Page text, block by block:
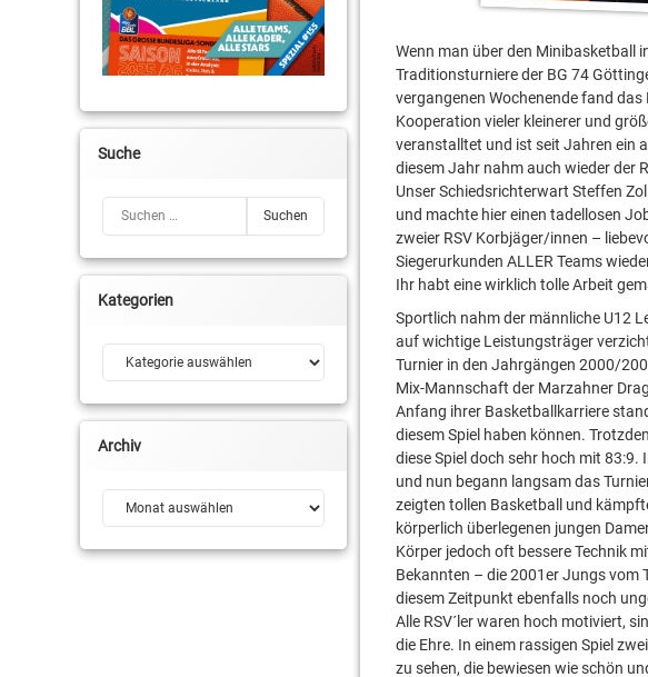
Wenn man über den Minibasketball
Traditionsturniere der BG 74
vergangenen Wochenende fand
Kooperation vieler kleinerer und
veranstalltet und ist seit Jahren ein
diesem Jahr nahm auch wieder der
Unser Schiedsrichterwart Steffen
und machte hier einen tadellosen
zweier RSV Korbjäger/innen –
Siegerurkunden ALLER Teams
Ihr habt eine wirklich tolle Arbeit
Sportlich nahm der männliche U12
auf wichtige Leistungsträger
Turnier in den Jahrgängen 2000/
Mix-Mannschaft der Marzahner
Anfang ihrer Basketballkarriere
diesem Spiel haben können.
diese Spiel doch sehr hoch mit 83:9.
und nun begann langsam das
zeigten tollen Basketball und
körperlich überlegenen jungen
Körper jedoch oft bessere Technik
Bekannten – die 2001er Jungs vom
diesem Zeitpunkt ebenfalls noch
Alle RSV´ler waren hoch motiviert,
die Ehre. In einem rassigen Spiel
zu sehen, die bewiesen wie schön
Suche
Kategorien
Kategorien
Archiv
Archiv